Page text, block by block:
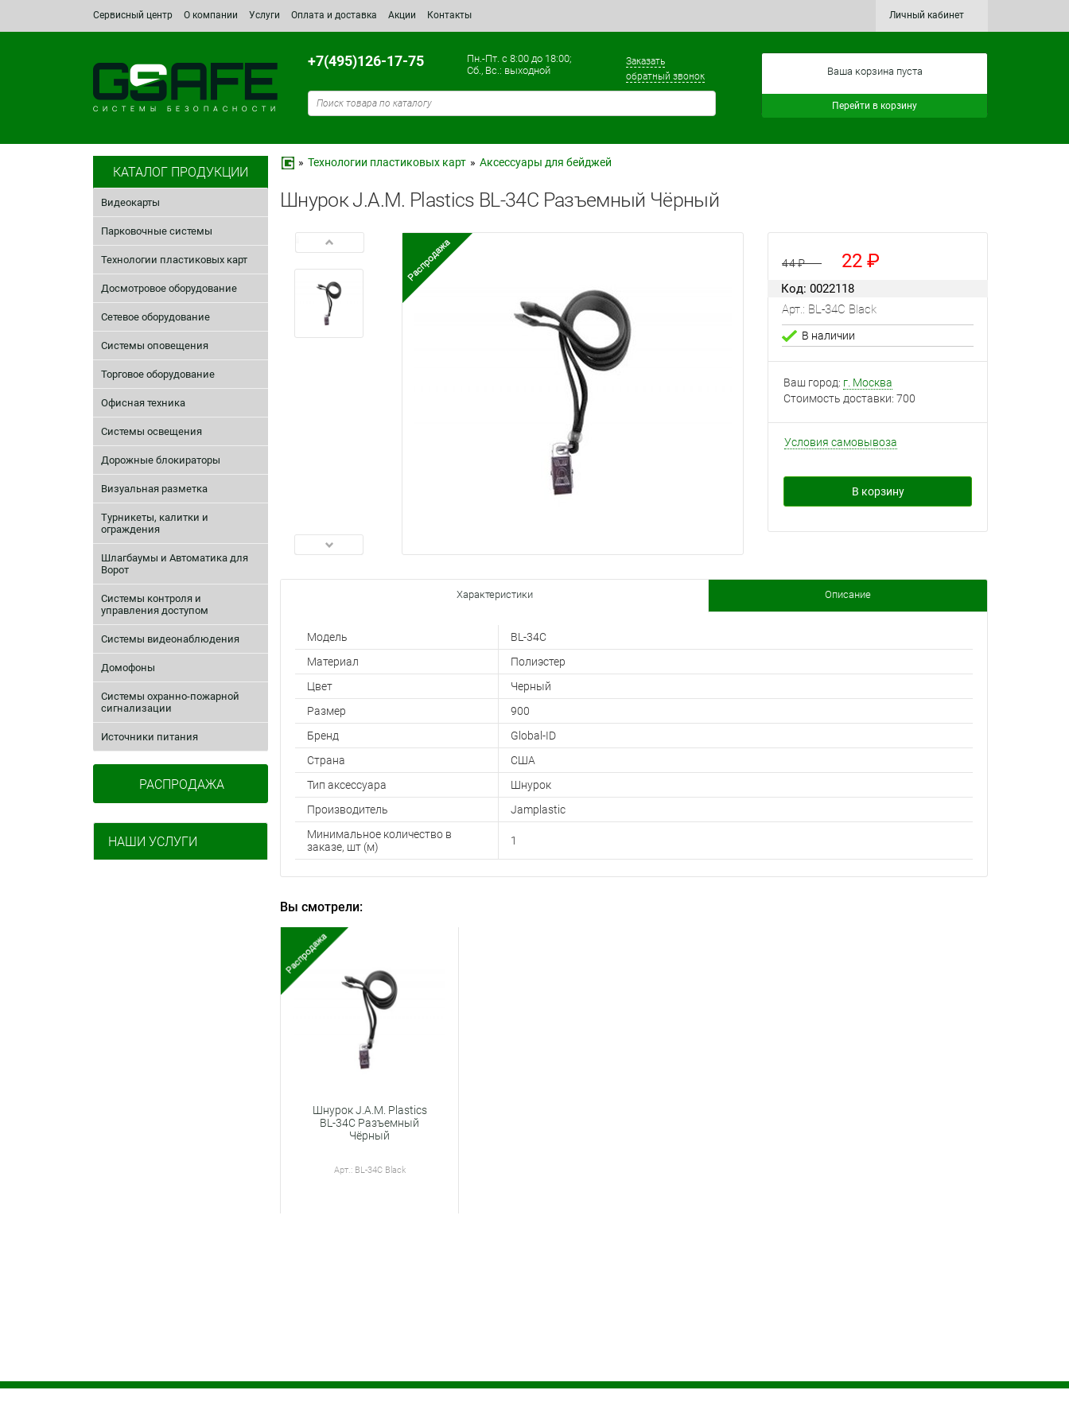
Сервисный центр О компании Услуги Оплата и доставка Акции Контакты Личный кабинет
СИСТЕМЫ БЕЗОПАСНОСТИ
+7(495)126-17-75
Пн.-Пт. с 8:00 до 18:00;
Сб., Вс.: выходной
Заказать
обратный звонок
Ваша корзина пуста
Перейти в корзину
КАТАЛОГ ПРОДУКЦИИ
Видеокарты
Парковочные системы
Технологии пластиковых карт
Досмотровое оборудование
Сетевое оборудование
Системы оповещения
Торговое оборудование
Офисная техника
Системы освещения
Дорожные блокираторы
Визуальная разметка
Турникеты, калитки и
ограждения
Шлагбаумы и Автоматика для
Ворот
Системы контроля и
управления доступом
Системы видеонаблюдения
Домофоны
Системы охранно-пожарной
сигнализации
Источники питания
РАСПРОДАЖА
НАШИ УСЛУГИ
» Технологии пластиковых карт » Аксессуары для бейджей
Шнурок J.A.M. Plastics BL-34C Разъемный Чёрный
44 22
Код: 0022118
Арт.: BL-34C Black
В наличии
Ваш город: г. Москва
Стоимость доставки:700
Условия самовывоза
В корзину
Характеристики Описание
Модель
BL-34C
Материал
Полиэстер
Цвет
Черный
Размер
900
Бренд
Global-ID
Страна
США
Тип аксессуара
Шнурок
Производитель
Jamplastic
Минимальное количество в
заказе, шт (м)
1
Вы смотрели:
Шнурок J.A.M. Plastics
BL-34C Разъемный
Чёрный
Арт.: BL-34C Black